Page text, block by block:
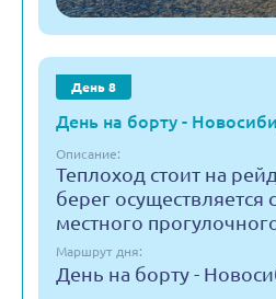
День 8
День на борту -
Описание:
Теплоход стоит на
берег
местного
Маршрут дня:
День на борту -